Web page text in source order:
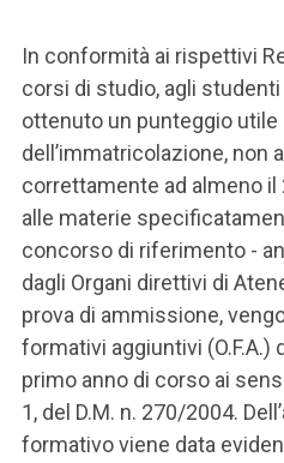
In conformità ai rispettivi
corsi di studio, agli
ottenuto un punteggio utile
dell’immatricolazione, non
correttamente ad almeno il
alle materie
concorso di riferimento -
dagli Organi direttivi di
prova di ammissione,
formativi aggiuntivi (O.F.A.)
primo anno di corso ai
1, del D.M. n. 270/2004.
formativo viene data